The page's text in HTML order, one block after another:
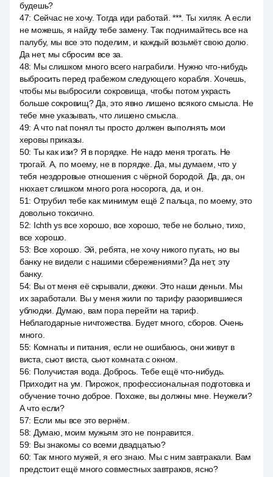
будешь?
47: Сейчас не хочу. Тогда иди работай. ***. Ты хиляк. А если
не можешь, я найду тебе замену. Так поднимайтесь все на
палубу, мы все это поделим, и каждый возьмёт свою долю.
Да нет, мы сбросим все за.
48: Мы слишком много всего награбили. Нужно что-нибудь
выбросить перед грабежом следующего корабля. Хочешь,
чтобы мы выбросили сокровища, чтобы потом украсть
больше сокровищ? Да, это явно лишено всякого смысла. Не
тебе мне указывать, что лишено смысла.
49: А что nat понял ты просто должен выполнять мои
херовы приказы.
50: Ты как изи? Я в порядке. Не надо меня трогать. Не
трогай. А, по моему, не в порядке. Да, мы думаем, что у
тебя нездоровые отношения с чёрной бородой. Да, да, он
нюхает слишком много рога носорога, да, и он.
51: Отрубил тебе как минимум ещё 2 пальца, по моему, это
довольно токсично.
52: Ichth ys все хорошо, все хорошо, тебе не больно, тихо,
все хорошо.
53: Все хорошо. Эй, ребята, не хочу никого пугать, но вы
банку не видели с нашими сбережениями? Да нет, эту
банку.
54: Вы от меня её скрывали, джеки. Это наши деньги. Мы
их заработали. Вы у меня жили по тарифу разорившиеся
ублюдки. Думаю, вам пора перейти на тариф.
Неблагодарные ничтожества. Будет много, сборов. Очень
много.
55: Комнаты и питания, если не ошибаюсь, они живут в
виста, сьют виста, сьют комната с окном.
56: Получистая вода. Добрось. Тебе ещё что-нибудь.
Приходит на ум. Пирожок, профессиональная подготовка и
обучение точно доброе. Похоже, вы должны мне. Неужели?
А что если?
57: Если мы все это вернём.
58: Думаю, моим мужьям это не понравится.
59: Вы знакомы со всеми двадцатью?
60: Так много мужей, я его знаю. Мы с ним завтракали. Вам
предстоит ещё много совместных завтраков, ясно?